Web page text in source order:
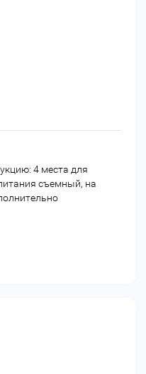
4 места для
съемный, на